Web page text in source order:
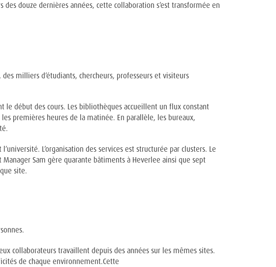
douze dernières années, cette collaboration s’est transformée en
milliers d’étudiants, chercheurs, professeurs et visiteurs
début des cours. Les bibliothèques accueillent un flux constant
premières heures de la matinée. En parallèle, les bureaux,
L’organisation des services est structurée par clusters. Le
Sam gère quarante bâtiments à Heverlee ainsi que sept
site.
collaborateurs travaillent depuis des années sur les mêmes sites.
de chaque environnement.Cette